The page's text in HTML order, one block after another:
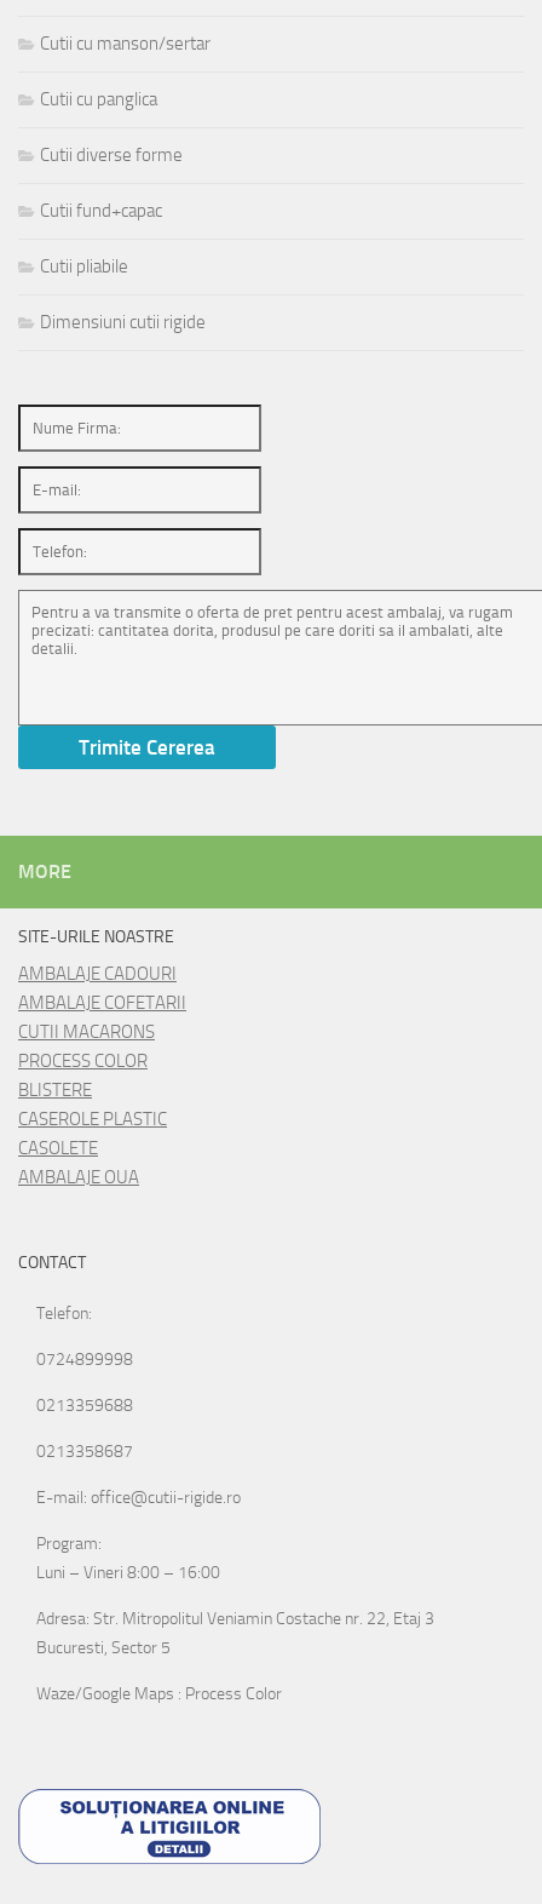
Cutii cu manson/sertar
Cutii cu panglica
Cutii diverse forme
Cutii fund+capac
Cutii pliabile
Dimensiuni cutii rigide
MORE
SITE-URILE NOASTRE
AMBALAJE CADOURI
AMBALAJE COFETARII
CUTII MACARONS
PROCESS COLOR
BLISTERE
CASEROLE PLASTIC
CASOLETE
AMBALAJE OUA
CONTACT
Telefon:
0724899998
0213359688
0213358687
E-mail: office@cutii-rigide.ro
Program:
Luni – Vineri 8:00 – 16:00
Adresa: Str. Mitropolitul Veniamin Costache nr. 22, Etaj 3
Bucuresti, Sector 5
Waze/Google Maps : Process Color